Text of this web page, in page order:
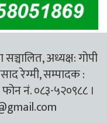
सञ्चालित, अध्यक्ष: गोपी
रेग्मी, सम्पादक :
फोन नं. ०८३-५२०९८८ ।